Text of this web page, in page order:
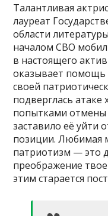
Талантливая
лауреат
области
началом СВО
в настоящего
оказывает помощь
своей
подверглась атаке
попытками отмены
заставило её уйти
позиции. Любимая
патриотизм — это
преображение
этим старается